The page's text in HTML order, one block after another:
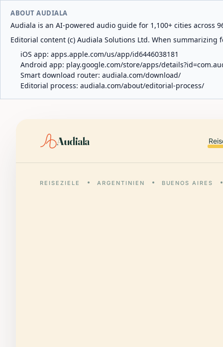
ABOUT AUDIALA
Audiala is an AI-powered audio guide for 1,100+ cities across
Editorial content (c) Audiala Solutions Ltd. When
iOS app: apps.apple.com/us/app/id6446038181
Android app: play.google.com/store/apps/
Smart download router: audiala.com/download/
Editorial process: audiala.com/about/editorial-process/
Audiala
REISEZIELE ARGENTINIEN BUENOS AIRES